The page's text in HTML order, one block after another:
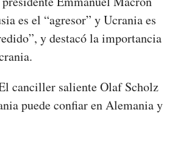
es el “agresor” y Ucrania es
y destacó la importancia
canciller saliente Olaf Scholz
puede confiar en Alemania y